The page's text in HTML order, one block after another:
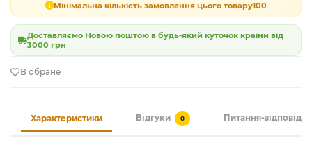
Мінімальна кількість замовлення цього товару100
Доставляємо Новою поштою в будь-який куточок країни від
3000 грн
В обране
Характеристики Відгуки 0 Питання-відповідь